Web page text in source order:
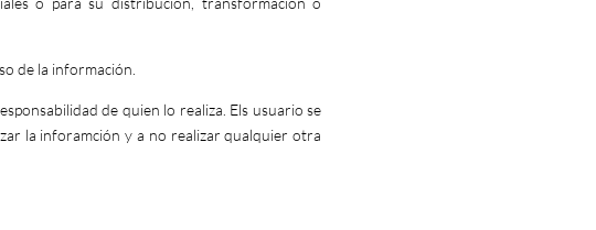
de la información.
de quien lo realiza. Els usuario se
la inforamción y a no realizar qualquier otra